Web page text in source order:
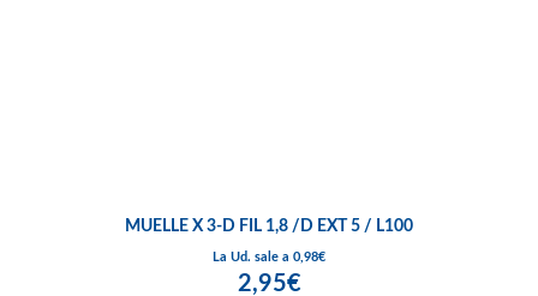
MUELLE X 3-D FIL 1,8 /D EXT 5 / L100
La Ud. sale a 0,98€
2,95€